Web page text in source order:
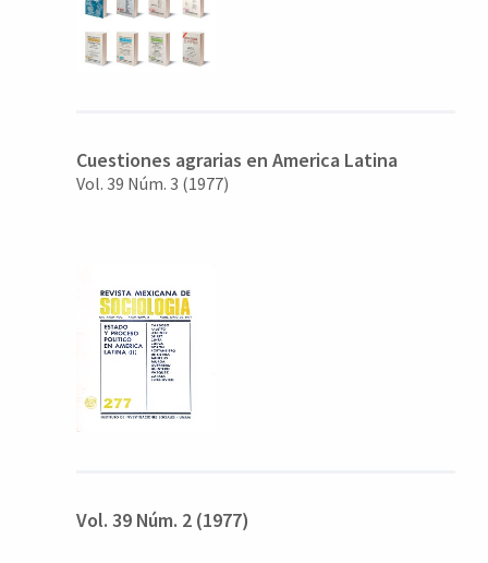
Cuestiones agrarias en America Latina
Vol. 39 Núm. 3 (1977)
Vol. 39 Núm. 2 (1977)